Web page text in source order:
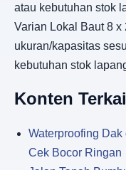
atau kebutuhan stok
Varian Lokal Baut 8 x
ukuran/kapasitas
kebutuhan stok
Konten
Waterproofing
Cek Bocor Ringan